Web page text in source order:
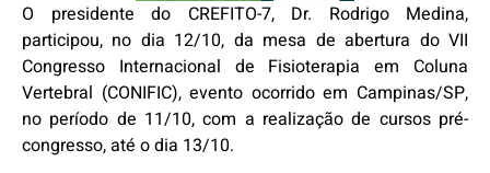
O presidente do CREFITO-7, Dr. Rodrigo Medina,
participou, no dia 12/10, da mesa de abertura do VII
Congresso Internacional de Fisioterapia em Coluna
Vertebral (CONIFIC), evento ocorrido em Campinas/SP,
no período de 11/10, com a realização de cursos pré-
congresso, até o dia 13/10.